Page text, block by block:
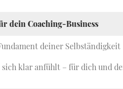
dein Coaching-Business
deiner Selbständigkeit
klar anfühlt – für dich und